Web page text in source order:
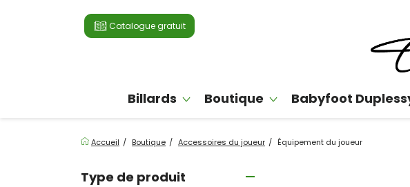
Catalogue gratuit
Billards Boutique Babyfoot
Accueil Boutique Accessoires du joueur Équipement du joueur
Type de produit